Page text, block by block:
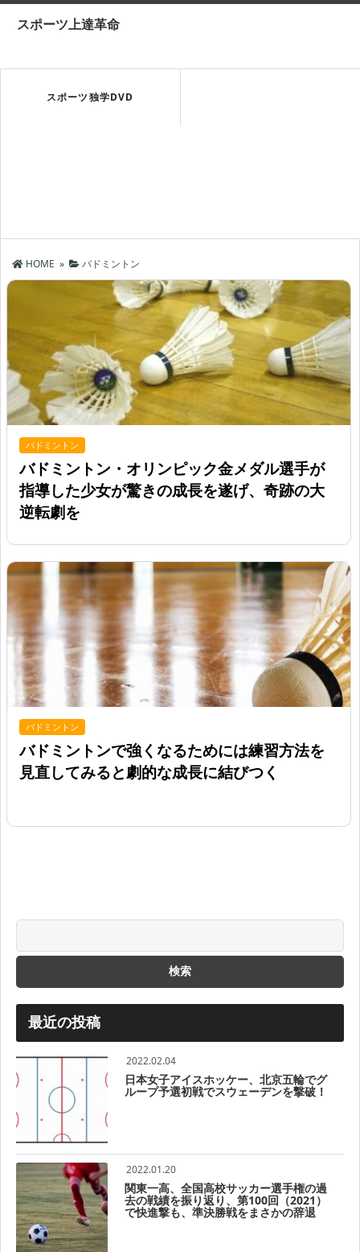
スポーツ上達革命
スポーツ独学DVD
HOME » バドミントン
バドミントン
バドミントン・オリンピック金メダル選手が
指導した少女が驚きの成長を遂げ、奇跡の大
逆転劇を
バドミントン
バドミントンで強くなるためには練習方法を
見直してみると劇的な成長に結びつく
最近の投稿
2022.02.04
日本女子アイスホッケー、北京五輪でグ
ループ予選初戦でスウェーデンを撃破！
2022.01.20
関東一高、全国高校サッカー選手権の過
去の戦績を振り返り、第100回（2021）
で快進撃も、準決勝戦をまさかの辞退